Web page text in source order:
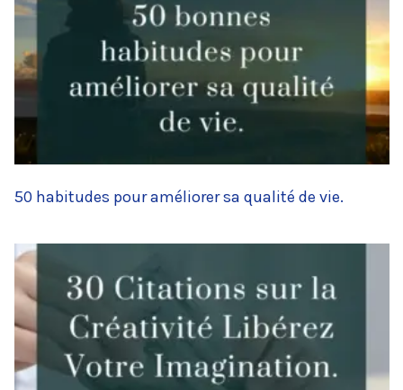
50 habitudes pour améliorer sa qualité de vie.